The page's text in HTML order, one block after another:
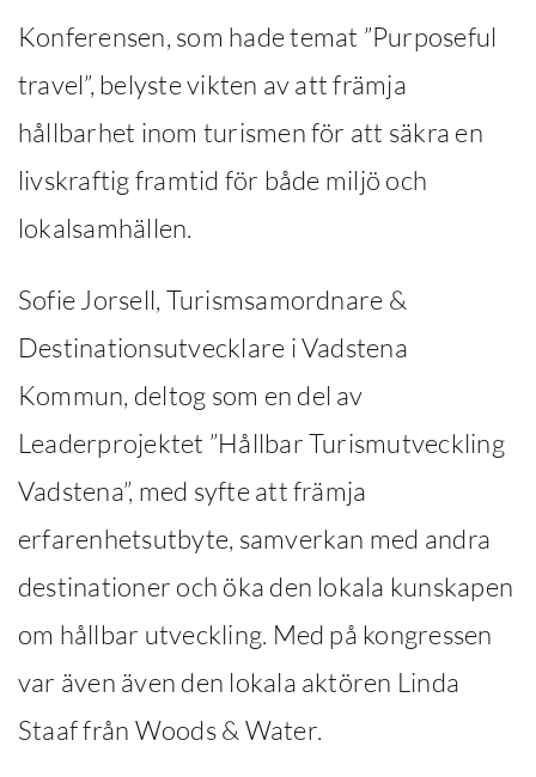
Konferensen, som hade temat ”Purposeful
travel”, belyste vikten av att främja
hållbarhet inom turismen för att säkra en
livskraftig framtid för både miljö och
lokalsamhällen.
Sofie Jorsell, Turismsamordnare &
Destinationsutvecklare i Vadstena
Kommun, deltog som en del av
Leaderprojektet ”Hållbar Turismutveckling
Vadstena”, med syfte att främja
erfarenhetsutbyte, samverkan med andra
destinationer och öka den lokala kunskapen
om hållbar utveckling. Med på kongressen
var även även den lokala aktören Linda
Staaf från Woods & Water.